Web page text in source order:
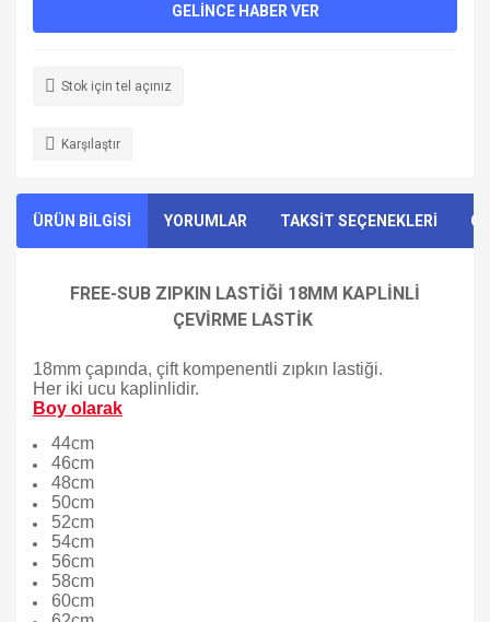
GELİNCE HABER VER
Stok için tel açınız
Karşılaştır
ÜRÜN BİLGİSİ YORUMLAR TAKSİT SEÇENEKLERİ
FREE-SUB ZIPKIN LASTİĞİ 18MM KAPLİNLİ
ÇEVİRME LASTİK
18mm çapında, çift kompenentli zıpkın lastiği.
Her iki ucu kaplinlidir.
Boy olarak
44cm
46cm
48cm
50cm
52cm
54cm
56cm
58cm
60cm